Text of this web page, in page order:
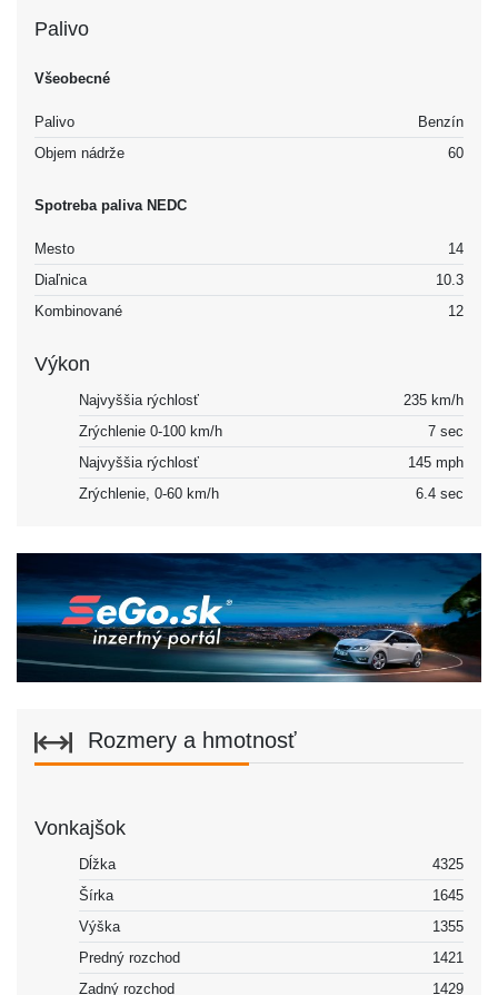
Palivo
Všeobecné
Palivo
Benzín
Objem nádrže
60
Spotreba paliva NEDC
Mesto
14
Diaľnica
10.3
Kombinované
12
Výkon
Najvyššia rýchlosť
235 km/h
Zrýchlenie 0-100 km/h
7 sec
Najvyššia rýchlosť
145 mph
Zrýchlenie, 0-60 km/h
6.4 sec
Rozmery a hmotnosť
Vonkajšok
Dĺžka
4325
Šírka
1645
Výška
1355
Predný rozchod
1421
Zadný rozchod
1429